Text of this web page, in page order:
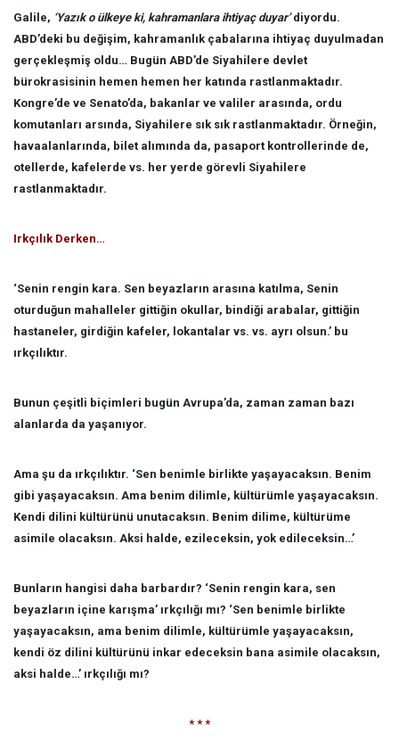
Galile, ‘Yazık o ülkeye ki, kahramanlara ihtiyaç duyar’diyordu.
ABD’deki bu değişim, kahramanlık çabalarına ihtiyaç duyulmadan
gerçekleşmiş oldu… Bugün ABD’de Siyahilere devlet
bürokrasisinin hemen hemen her katında rastlanmaktadır.
Kongre’de ve Senato’da, bakanlar ve valiler arasında, ordu
komutanları arsında, Siyahilere sık sık rastlanmaktadır. Örneğin,
havaalanlarında, bilet alımında da, pasaport kontrollerinde de,
otellerde, kafelerde vs. her yerde görevli Siyahilere
rastlanmaktadır.
Irkçılık Derken…
‘Senin rengin kara. Sen beyazların arasına katılma, Senin
oturduğun mahalleler gittiğin okullar, bindiği arabalar, gittiğin
hastaneler, girdiğin kafeler, lokantalar vs. vs. ayrı olsun.’ bu
ırkçılıktır.
Bunun çeşitli biçimleri bugün Avrupa’da, zaman zaman bazı
alanlarda da yaşanıyor.
Ama şu da ırkçılıktır. ‘Sen benimle birlikte yaşayacaksın. Benim
gibi yaşayacaksın. Ama benim dilimle, kültürümle yaşayacaksın.
Kendi dilini kültürünü unutacaksın. Benim dilime, kültürüme
asimile olacaksın. Aksi halde, ezileceksin, yok edileceksin…’
Bunların hangisi daha barbardır? ‘Senin rengin kara, sen
beyazların içine karışma’ ırkçılığı mı? ‘Sen benimle birlikte
yaşayacaksın, ama benim dilimle, kültürümle yaşayacaksın,
kendi öz dilini kültürünü inkar edeceksin bana asimile olacaksın,
aksi halde…’ ırkçılığı mı?
* * *